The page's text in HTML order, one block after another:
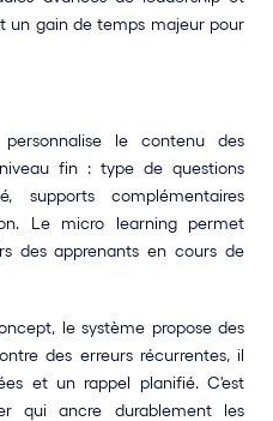
un gain de temps majeur pour
le contenu des
fin : type de questions
supports complémentaires
Le micro learning permet
des apprenants en cours de
le système propose des
des erreurs récurrentes, il
et un rappel planifié. C'est
qui ancre durablement les